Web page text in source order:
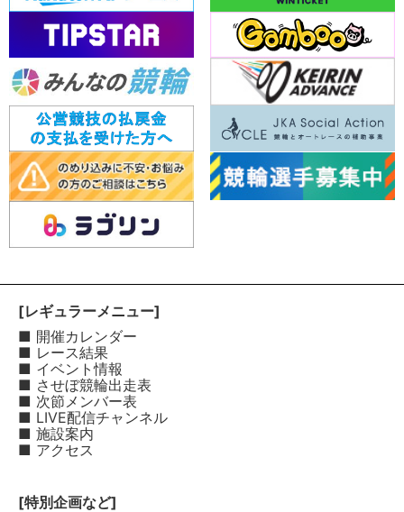
[レギュラーメニュー]
■ 開催カレンダー
■ レース結果
■ イベント情報
■ させぼ競輪出走表
■ 次節メンバー表
■ LIVE配信チャンネル
■ 施設案内
■ アクセス
[特別企画など]